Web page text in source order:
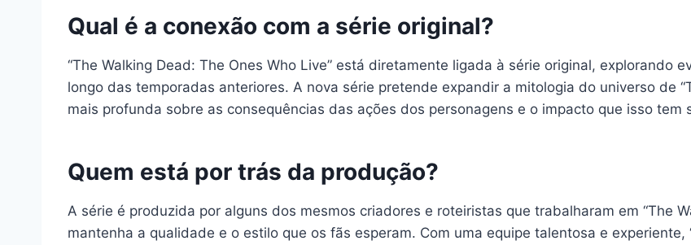
Qual é a conexão com a série original?
“The Walking Dead: The Ones Who Live” está diretamente ligada à série original, explorando
longo das temporadas anteriores. A nova série pretende expandir a mitologia do universo de
mais profunda sobre as consequências das ações dos personagens e o impacto que isso
Quem está por trás da produção?
A série é produzida por alguns dos mesmos criadores e roteiristas que trabalharam em “The
mantenha a qualidade e o estilo que os fãs esperam. Com uma equipe talentosa e experiente,